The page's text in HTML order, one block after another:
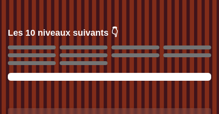
Les 10 niveaux suivants 👇
1260
1261 1262
1263
1264
1265